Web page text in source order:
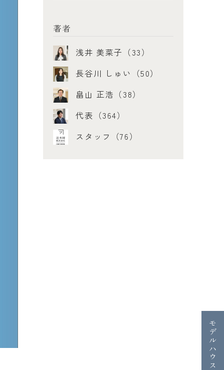
モデルハウス
著者
浅井 美菜子（33）
長谷川 しゅい（50）
畠山 正浩（38）
代表（364）
スタッフ（76）